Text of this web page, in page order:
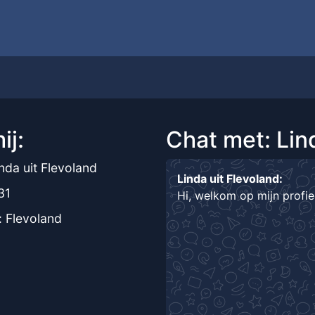
uit Flevoland
Flevoland
Chat met:
Linda uit Flevoland:
Hi, welkom op mijn